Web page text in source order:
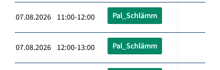
07.08.2026 11:00-12:00 Pal_Schlämm
07.08.2026 12:00-13:00 Pal_Schlämm